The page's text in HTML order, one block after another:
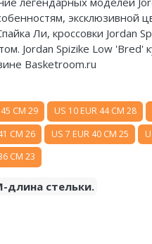
эксклюзивной
Ли, кроссовки Jordan
Jordan Spizike Low 'Bred'
Basketroom.ru
CM 29 US 10 EUR 44 CM 28
CM 26 US 7 EUR 40 CM 25
CM 23
длина стельки.